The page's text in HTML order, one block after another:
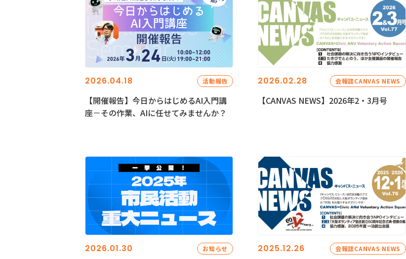
2026.04.18 活動報告
【開催報告】今日からはじめるAI入門講
座－その作業、AIに任せてみませんか？
2026.02.28 会報誌CANVAS NEWS
【CANVAS NEWS】2026年2・3月号
2026.01.30 お知らせ 2025.12.26 会報誌CANVAS NEWS